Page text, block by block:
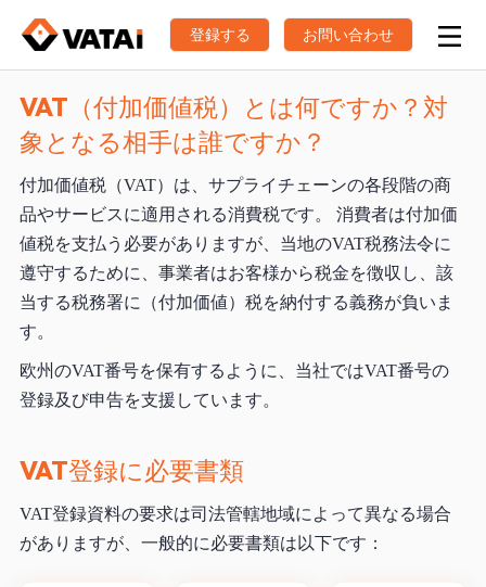
登録する お問い合わせ
VAT（付加価値税）とは何ですか？対
象となる相手は誰ですか？
付加価値税（VAT）は、サプライチェーンの各段階の商
品やサービスに適用される消費税です。 消費者は付加価
値税を支払う必要がありますが、当地のVAT税務法令に
遵守するために、事業者はお客様から税金を徴収し、該
当する税務署に（付加価値）税を納付する義務が負いま
す。
欧州のVAT番号を保有するように、当社ではVAT番号の
登録及び申告を支援しています。
VAT登録に必要書類
VAT登録資料の要求は司法管轄地域によって異なる場合
がありますが、一般的に必要書類は以下です：